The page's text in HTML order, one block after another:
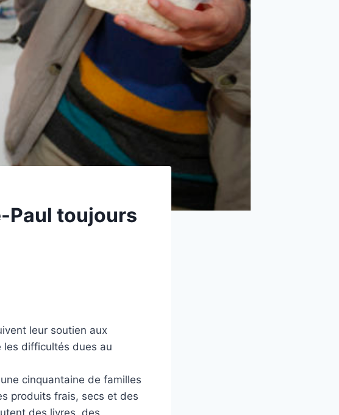
Paul toujours
leur soutien aux
les difficultés dues au
cinquantaine de familles
produits frais, secs et des
des livres, des